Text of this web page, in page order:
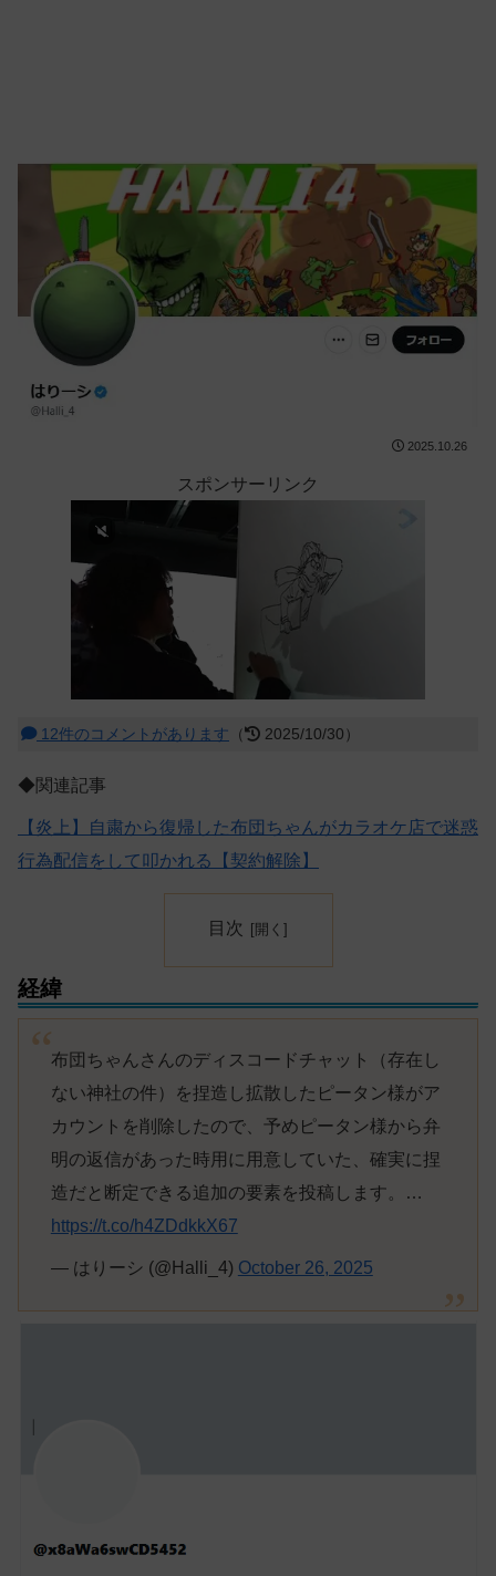
2025.10.26
スポンサーリンク
12件のコメントがあります （ 2025/10/30）
◆関連記事
【炎上】自粛から復帰した布団ちゃんがカラオケ店で迷惑
行為配信をして叩かれる【契約解除】
目次
経緯
布団ちゃんさんのディスコードチャット（存在し
ない神社の件）を捏造し拡散したピータン様がア
カウントを削除したので、予めピータン様から弁
明の返信があった時用に用意していた、確実に捏
造だと断定できる追加の要素を投稿します。…
https://t.co/h4ZDdkkX67
— はりーシ (@Halli_4) October 26, 2025